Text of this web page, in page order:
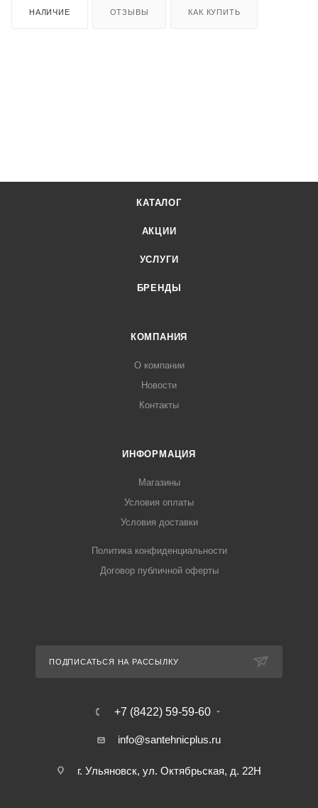
НАЛИЧИЕ ОТЗЫВЫ КАК КУПИТЬ
КАТАЛОГ
АКЦИИ
УСЛУГИ
БРЕНДЫ
КОМПАНИЯ
О компании
Новости
Контакты
ИНФОРМАЦИЯ
Магазины
Условия оплаты
Условия доставки
Политика конфиденциальности
Договор публичной оферты
ПОДПИСАТЬСЯ НА РАССЫЛКУ
+7 (8422) 59-59-60
info@santehnicplus.ru
г. Ульяновск, ул. Октябрьская, д. 22Н